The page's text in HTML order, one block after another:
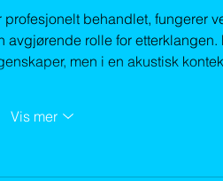
behandlet, fungerer
avgjørende rolle for
men i en akustisk
Vis mer